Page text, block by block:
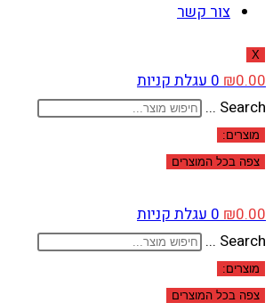
צור קשר
X
₪0.00
0עגלת קניות
Search ...
מוצרים:
צפה בכל המוצרים
₪0.00
0עגלת קניות
Search ...
מוצרים:
צפה בכל המוצרים